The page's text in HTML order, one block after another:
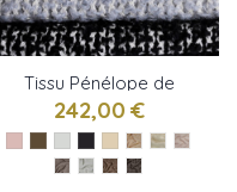
Tissu Pénélope de
Bisson Bruneel
242,00 €